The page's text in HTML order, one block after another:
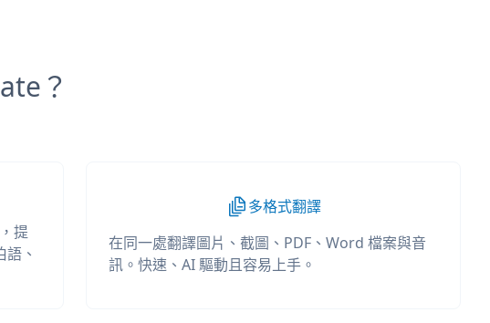
？
提
、
多格式翻譯
在同一處翻譯圖片、截圖、PDF、Word 檔案與音
訊。快速、AI 驅動且容易上手。